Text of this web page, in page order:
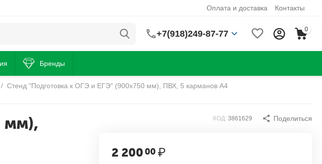
Оплата и доставка Контакты
+7(918)249-87-77 0
Бренды
/ Стенд "Подготовка к ОГЭ и ЕГЭ" (900х750 мм), ПВХ, 5 карманов А4
мм),
КОД: 3861629 Поделиться
2 200 00₽